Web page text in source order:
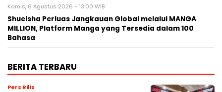
Kamis, 6 Agustus 2026 - 13:00 WIB
Shueisha Perluas Jangkauan Global melalui MANGA
MILLION, Platform Manga yang Tersedia dalam 100
Bahasa
BERITA TERBARU
Pers Rilis